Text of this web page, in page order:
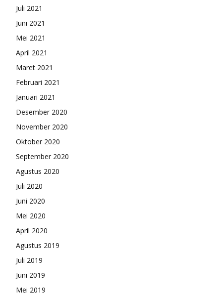
Juli 2021
Juni 2021
Mei 2021
April 2021
Maret 2021
Februari 2021
Januari 2021
Desember 2020
November 2020
Oktober 2020
September 2020
Agustus 2020
Juli 2020
Juni 2020
Mei 2020
April 2020
Agustus 2019
Juli 2019
Juni 2019
Mei 2019